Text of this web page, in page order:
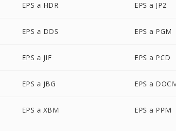
EPS a HDR EPS a JP2
EPS a DDS EPS a PGM
EPS a JIF EPS a PCD
EPS a JBG EPS a
EPS a XBM EPS a PPM